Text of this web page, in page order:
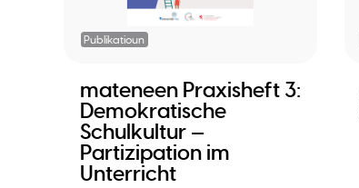
Publikatioun
mateneen Praxisheft 3:
Demokratische
Schulkultur —
Partizipation im
Unterricht